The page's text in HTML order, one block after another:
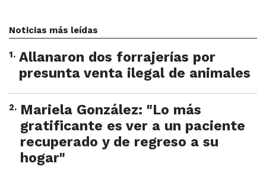
Noticias más leídas
1. Allanaron dos forrajerías por
presunta venta ilegal de animales
2. Mariela González: "Lo más
gratificante es ver a un paciente
recuperado y de regreso a su
hogar"